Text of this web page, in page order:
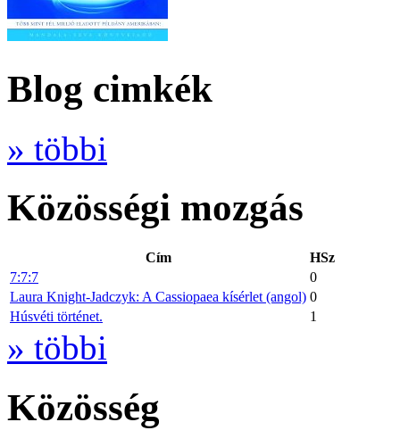
Blog cimkék
» többi
Közösségi mozgás
Cím
HSz
7:7:7
0
Laura Knight-Jadczyk: A Cassiopaea kísérlet (angol) 0
Húsvéti történet.
1
» többi
Közösség